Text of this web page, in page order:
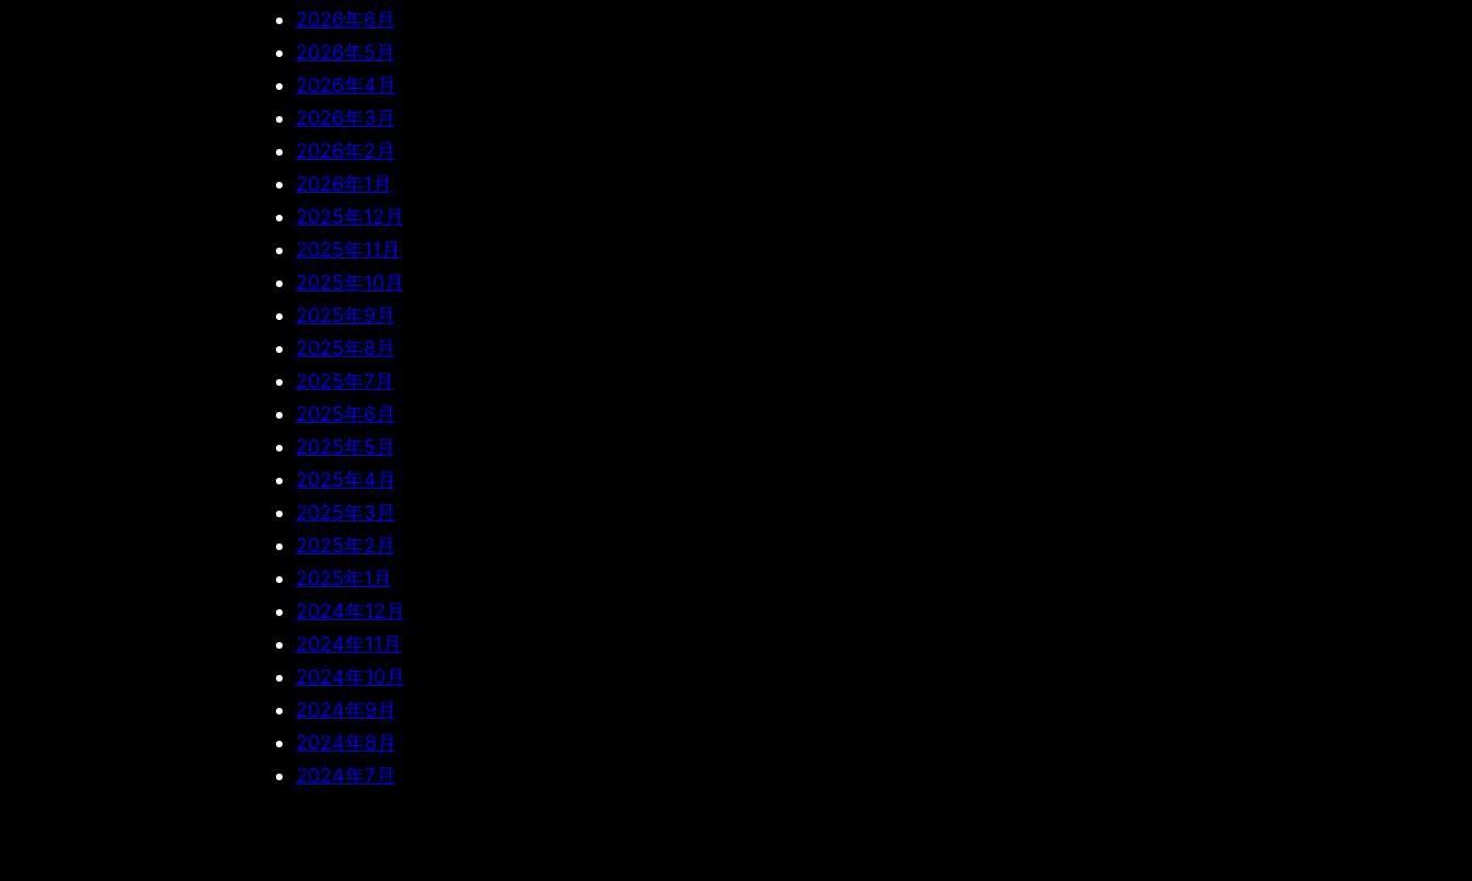
2026年6月
2026年5月
2026年4月
2026年3月
2026年2月
2026年1月
2025年12月
2025年11月
2025年10月
2025年9月
2025年8月
2025年7月
2025年6月
2025年5月
2025年4月
2025年3月
2025年2月
2025年1月
2024年12月
2024年11月
2024年10月
2024年9月
2024年8月
2024年7月